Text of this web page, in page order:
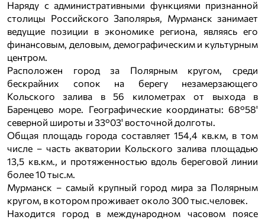
Наряду с административными функциями признанной
столицы Российского Заполярья, Мурманск занимает
ведущие позиции в экономике региона, являясь его
финансовым, деловым, демографическим и культурным
центром.
Расположен город за Полярным кругом, среди
бескрайних сопок на берегу незамерзающего
Кольского залива в 56 километрах от выхода в
Баренцево море. Географические координаты: 68°58'
северной широты и 33°03' восточной долготы.
Общая площадь города составляет 154,4 кв.км, в том
числе – часть акватории Кольского залива площадью
13,5 кв.км., и протяженностью вдоль береговой линии
более 10 тыс.м.
Мурманск – самый крупный город мира за Полярным
кругом, в котором проживает около 300 тыс.человек.
Находится город в международном часовом поясе